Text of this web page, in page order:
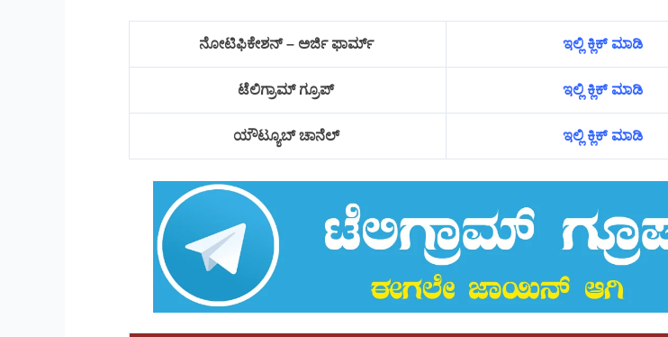
ನೋಟಿಫಿಕೇಶನ್ – ಅರ್ಜಿ ಫಾರ್ಮ್ ಇಲ್ಲಿ ಕ್ಲಿಕ್ ಮಾಡಿ
ಟೆಲಿಗ್ರಾಮ್ ಗ್ರೂಪ್ ಇಲ್ಲಿ ಕ್ಲಿಕ್ ಮಾಡಿ
ಯೌಟ್ಯೂಬ್ ಚಾನೆಲ್ ಇಲ್ಲಿ ಕ್ಲಿಕ್ ಮಾಡಿ